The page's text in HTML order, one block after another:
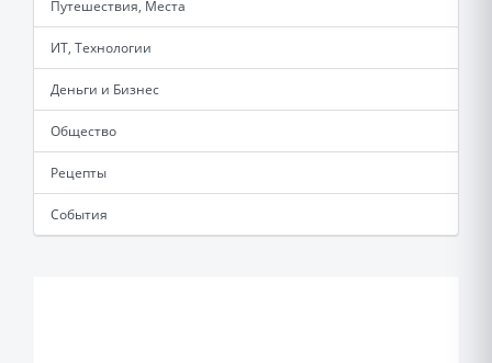
Путешествия, Места
ИТ, Технологии
Деньги и Бизнес
Общество
Рецепты
События